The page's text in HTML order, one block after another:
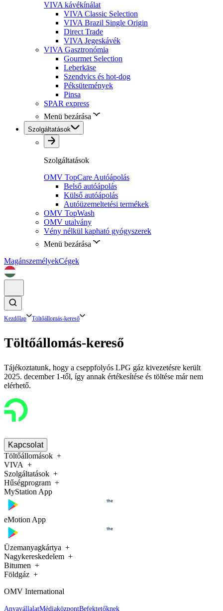
VIVA kávékínálat
VIVA Classic Selection
VIVA Brazil Single Origin
Direct Trade
VIVA Jegeskávék
VIVA Gasztronómia
Gourmet Selection
Leberkäse
Szendvics és hot-dog
Péksütemények
Pinsa
SPAR express
Menü bezárása
Szolgáltatások
Szolgáltatások
OMV TopCare Autóápolás
Belső autóápolás
Külső autóápolás
Autóüzemeltetési termékek
OMV TopWash
OMV utalvány
Vény nélkül kapható gyógyszerek
Menü bezárása
MagánszemélyekCégek
Kezdőlap Töltőállomás-kereső
Töltőállomás-kereső
Tájékoztatunk, hogy a cseppfolyós LPG gáz kivezetésre került
2025. december 1-től, így annak értékesítése és töltése már nem
elérhető.
Kapcsolat
Töltőállomások
VIVA
Szolgáltatások
Hűségprogram
MyStation App
eMotion App
Üzemanyagkártya
Nagykereskedelem
Bitumen
Földgáz
OMV International
AnyavállalatMédiaközpontBefektetőknek